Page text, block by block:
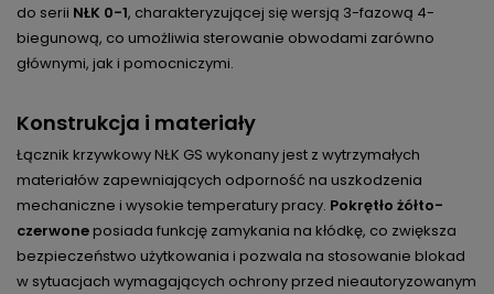
do serii NŁK 0-1, charakteryzującej się wersją 3-fazową 4-
biegunową, co umożliwia sterowanie obwodami zarówno
głównymi, jak i pomocniczymi.
Konstrukcja i materiały
Łącznik krzywkowy NŁK GS wykonany jest z wytrzymałych
materiałów zapewniających odporność na uszkodzenia
mechaniczne i wysokie temperatury pracy. Pokrętło żółto-
czerwoneposiada funkcję zamykania na kłódkę, co zwiększa
bezpieczeństwo użytkowania i pozwala na stosowanie blokad
w sytuacjach wymagających ochrony przed nieautoryzowanym